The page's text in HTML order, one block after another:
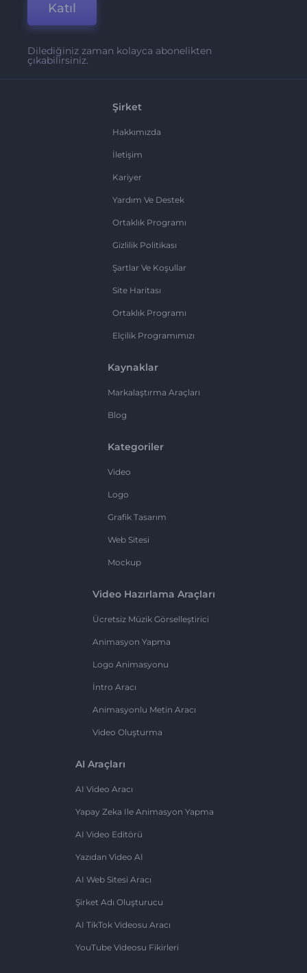
Katıl
Dilediğiniz zaman kolayca abonelikten
çıkabilirsiniz.
Şirket
Hakkımızda
İletişim
Kariyer
Yardım Ve Destek
Ortaklık Programı
Gizlilik Politikası
Şartlar Ve Koşullar
Site Haritası
Ortaklık Programı
Elçilik Programımızı
Kaynaklar
Markalaştırma Araçları
Blog
Kategoriler
Video
Logo
Grafik Tasarım
Web Sitesi
Mockup
Video Hazırlama Araçları
Ücretsiz Müzik Görselleştirici
Animasyon Yapma
Logo Animasyonu
İntro Aracı
Animasyonlu Metin Aracı
Video Oluşturma
AI Araçları
AI Video Aracı
Yapay Zeka Ile Animasyon Yapma
AI Video Editörü
Yazıdan Video AI
AI Web Sitesi Aracı
Şirket Adı Oluşturucu
AI TikTok Videosu Aracı
YouTube Videosu Fikirleri